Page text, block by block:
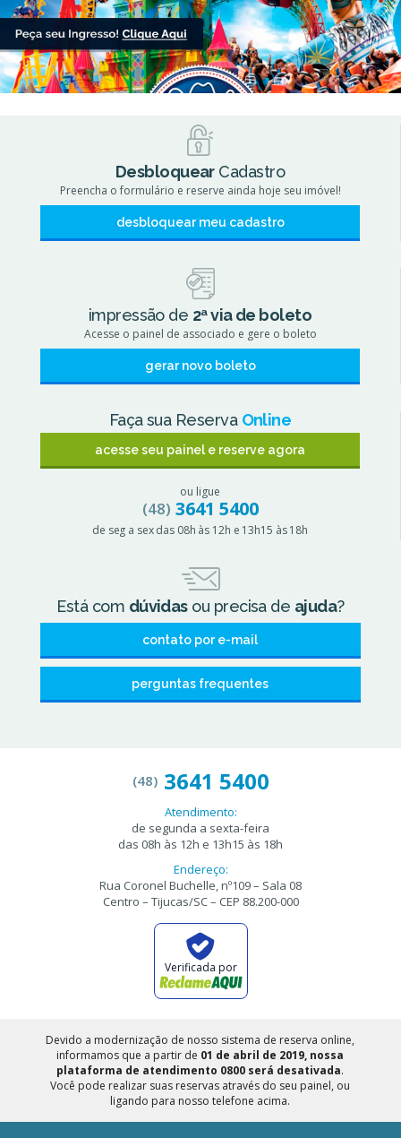
DesbloquearCadastro
Preencha o formulário e reserve ainda hoje seu imóvel!
desbloquear meu cadastro
impressão de 2ª via de boleto
Acesse o painel de associado e gere o boleto
gerar novo boleto
Faça sua Reserva Online
acesse seu painel e reserve agora
ou ligue
(48) 3641 5400
de seg a sexdas 08h às 12h e 13h15 às 18h
Está com dúvidasou precisa de ajuda?
contato por e-mail
perguntas frequentes
(48) 3641 5400
Atendimento:
de segunda a sexta-feira
das 08h às 12h e 13h15 às 18h
Endereço:
Rua Coronel Buchelle, nº109 – Sala 08
Centro – Tijucas/SC – CEP 88.200-000
Verificada por
Devido a modernização de nosso sistema de reserva online,
informamos que a partir de 01 de abril de 2019, nossa
plataforma de atendimento 0800 será desativada.
Você pode realizar suas reservas através do seu painel, ou
ligando para nosso telefone acima.